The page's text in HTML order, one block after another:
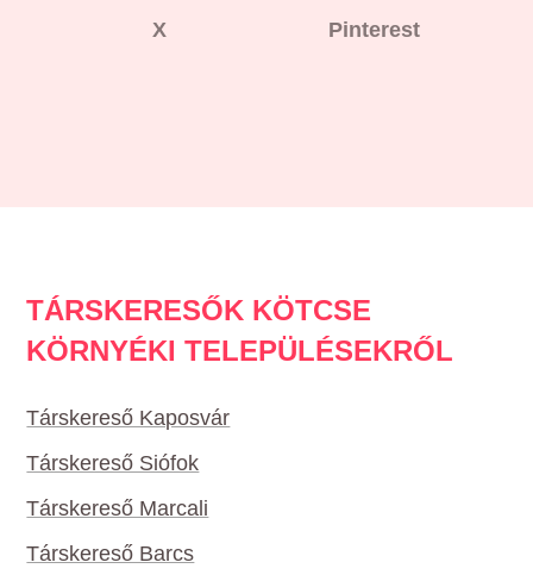
X Pinterest
TÁRSKERESŐK KÖTCSE
KÖRNYÉKI TELEPÜLÉSEKRŐL
Társkereső Kaposvár
Társkereső Siófok
Társkereső Marcali
Társkereső Barcs